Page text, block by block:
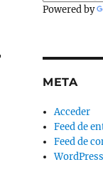
Powered by
META
Acceder
Feed de
Feed de